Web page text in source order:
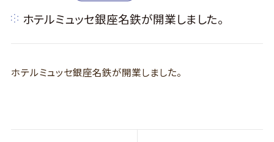
ホテルミュッセ銀座名鉄が開業しました。
ホテルミュッセ銀座名鉄が開業しました。